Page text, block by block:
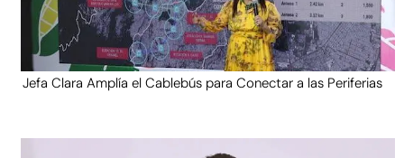
Jefa Clara Amplía el Cablebús para Conectar a las Periferias